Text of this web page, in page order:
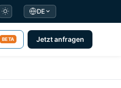
DE
BETA Jetzt anfragen